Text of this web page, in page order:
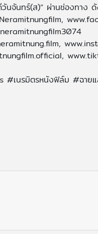
นจันทร์(ส)” ผ่านช่องทาง
เนรมิตรหนังฟิล์ม #ฉายแ